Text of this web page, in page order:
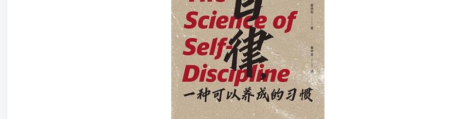
没有账号？立即注册
用户名/手机号/邮箱
登录密码
记住登录
登录